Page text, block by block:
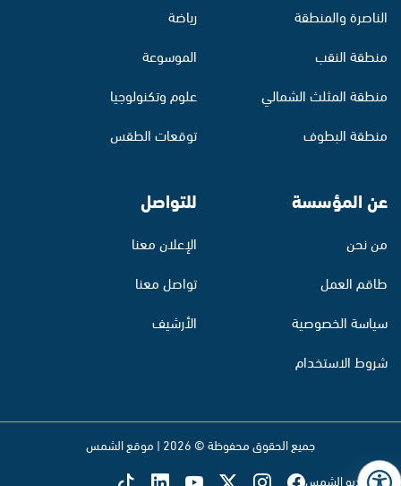
الناصرة والمنطقة
منطقة النقب
منطقة المثلث الشمالي
منطقة البطوف
رياضة
الموسوعة
علوم وتكنولوجيا
توقعات الطقس
عن المؤسسة
من نحن
طاقم العمل
سياسة الخصوصية
شروط الاستخدام
للتواصل
الإعلان معنا
تواصل معنا
الأرشيف
جميع الحقوق محفوظة © 2026 | موقع الشمس
تابع راديو الشمس